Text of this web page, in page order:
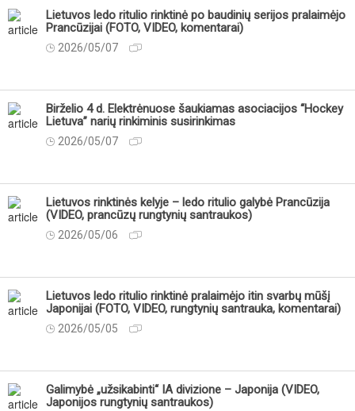
Lietuvos ledo ritulio rinktinė po baudinių serijos pralaimėjo
Prancūzijai (FOTO, VIDEO, komentarai)
2026/05/07
Birželio 4 d. Elektrėnuose šaukiamas asociacijos “Hockey
Lietuva” narių rinkiminis susirinkimas
2026/05/07
Lietuvos rinktinės kelyje – ledo ritulio galybė Prancūzija
(VIDEO, prancūzų rungtynių santraukos)
2026/05/06
Lietuvos ledo ritulio rinktinė pralaimėjo itin svarbų mūšį
Japonijai (FOTO, VIDEO, rungtynių santrauka, komentarai)
2026/05/05
Galimybė „užsikabinti“ IA divizione – Japonija (VIDEO,
Japonijos rungtynių santraukos)